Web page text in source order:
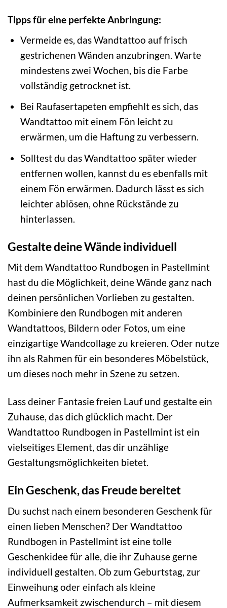
Tipps für eine perfekte Anbringung:
Vermeide es, das Wandtattoo auf frisch
gestrichenen Wänden anzubringen. Warte
mindestens zwei Wochen, bis die Farbe
vollständig getrocknet ist.
Bei Raufasertapeten empfiehlt es sich, das
Wandtattoo mit einem Fön leicht zu
erwärmen, um die Haftung zu verbessern.
Solltest du das Wandtattoo später wieder
entfernen wollen, kannst du es ebenfalls mit
einem Fön erwärmen. Dadurch lässt es sich
leichter ablösen, ohne Rückstände zu
hinterlassen.
Gestalte deine Wände individuell
Mit dem Wandtattoo Rundbogen in Pastellmint
hast du die Möglichkeit, deine Wände ganz nach
deinen persönlichen Vorlieben zu gestalten.
Kombiniere den Rundbogen mit anderen
Wandtattoos, Bildern oder Fotos, um eine
einzigartige Wandcollage zu kreieren. Oder nutze
ihn als Rahmen für ein besonderes Möbelstück,
um dieses noch mehr in Szene zu setzen.
Lass deiner Fantasie freien Lauf und gestalte ein
Zuhause, das dich glücklich macht. Der
Wandtattoo Rundbogen in Pastellmint ist ein
vielseitiges Element, das dir unzählige
Gestaltungsmöglichkeiten bietet.
Ein Geschenk, das Freude bereitet
Du suchst nach einem besonderen Geschenk für
einen lieben Menschen? Der Wandtattoo
Rundbogen in Pastellmint ist eine tolle
Geschenkidee für alle, die ihr Zuhause gerne
individuell gestalten. Ob zum Geburtstag, zur
Einweihung oder einfach als kleine
Aufmerksamkeit zwischendurch – mit diesem